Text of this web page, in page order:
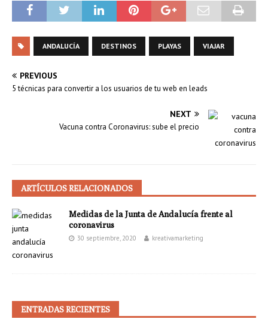
ANDALUCÍA DESTINOS PLAYAS VIAJAR
PREVIOUS
5 técnicas para convertir a los usuarios de tu web en leads
NEXT
Vacuna contra Coronavirus: sube el precio
ARTÍCULOS RELACIONADOS
Medidas de la Junta de Andalucía frente al
coronavirus
30 septiembre, 2020 kreativamarketing
ENTRADAS RECIENTES